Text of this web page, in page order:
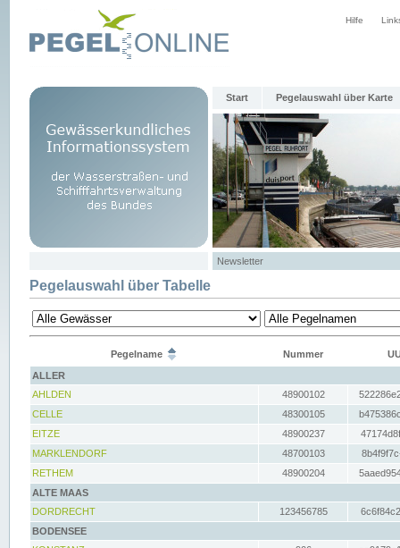
Hilfe
Start Pegelauswahl über Karte
Newsletter
Pegelauswahl über Tabelle
Pegelname Nummer
ALLER
AHLDEN
48900102
CELLE
48300105
EITZE
48900237
MARKLENDORF
48700103
RETHEM
48900204
ALTE MAAS
DORDRECHT
123456785
BODENSEE